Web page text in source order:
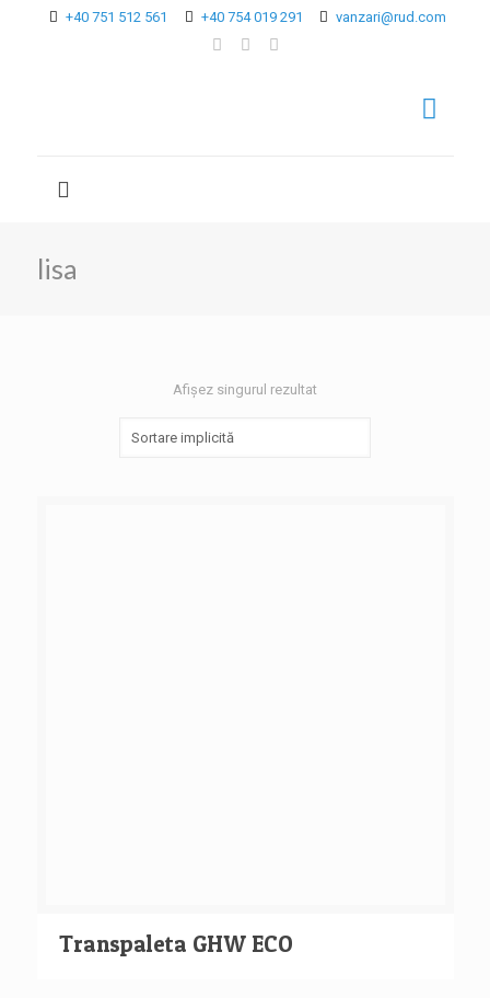
+40 751 512 561 +40 754 019 291 vanzari@rud.com
lisa
Afișez singurul rezultat
Transpaleta GHW ECO